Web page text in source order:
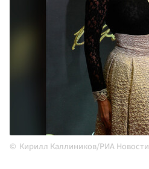
Кирилл Каллиников/РИА Новости